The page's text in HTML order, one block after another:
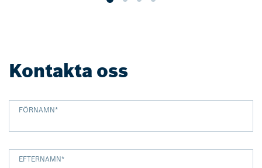
Kontakta oss
FÖRNAMN*
EFTERNAMN*